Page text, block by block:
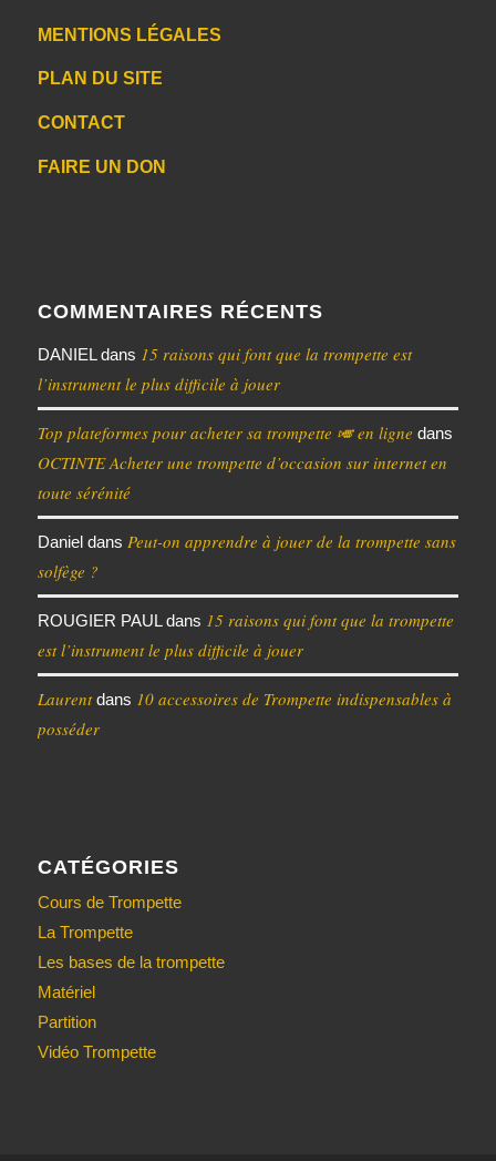
MENTIONS LÉGALES
PLAN DU SITE
CONTACT
FAIRE UN DON
COMMENTAIRES RÉCENTS
DANIELdans 15 raisons qui font que la trompette est
l’instrument le plus difficile à jouer
Top plateformes pour acheter sa trompette 🎺 en ligne dans
OCTINTE Acheter une trompette d’occasion sur internet en
toute sérénité
Danieldans Peut-on apprendre à jouer de la trompette sans
solfège ?
ROUGIER PAULdans 15 raisons qui font que la trompette
est l’instrument le plus difficile à jouer
Laurentdans 10 accessoires de Trompette indispensables à
posséder
CATÉGORIES
Cours de Trompette
La Trompette
Les bases de la trompette
Matériel
Partition
Vidéo Trompette